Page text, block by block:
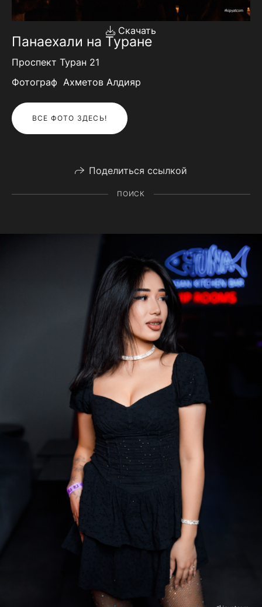
Скачать
Панаехали на Туране
Проспект Туран 21
Фотограф Ахметов Алдияр
ВСЕ ФОТО ЗДЕСЬ!
Поделиться ссылкой
ПОИСК